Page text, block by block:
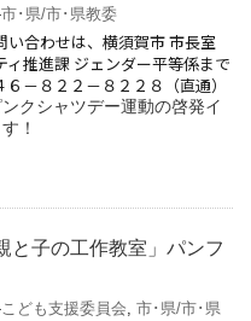
市･県/市･県教委
い合わせは、横須賀市 市長室
ィ推進課 ジェンダー平等係まで
－８２２－８２２８（直通）
クシャツデー運動の啓発イ
！
と子の工作教室」パンフ
こども支援委員会, 市･県/市･県